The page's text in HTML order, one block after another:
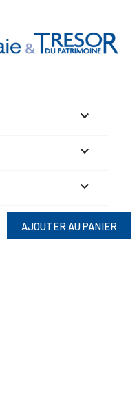
AJOUTER AU PANIER


